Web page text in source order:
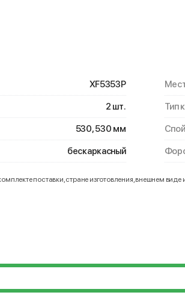
XF5353P
2 шт.
530, 530 мм
бескаркасный
Тип
поставки, стране изготовления, внешнем